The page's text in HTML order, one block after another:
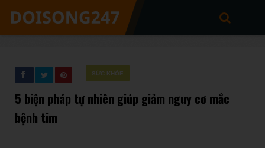
SỨC KHỎE
5 biện pháp tự nhiên giúp giảm nguy cơ mắc
bệnh tim